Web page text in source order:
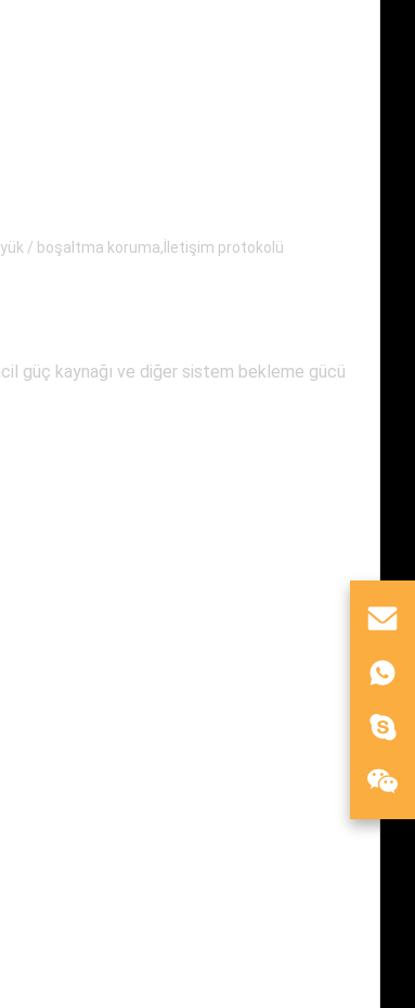
yük / boşaltma koruma,İletişim protokolü
güç kaynağı ve diğer sistem bekleme gücü